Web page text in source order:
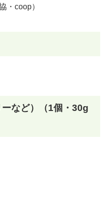
・coop）
など）（1個・30g